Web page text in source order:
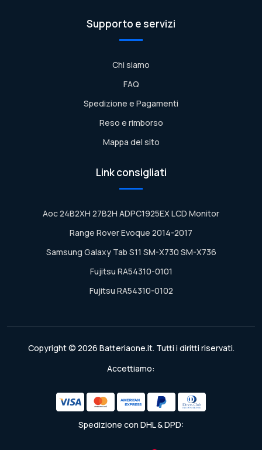
Supporto e servizi
Chi siamo
FAQ
Spedizione e Pagamenti
Reso e rimborso
Mappa del sito
Link consigliati
Aoc 24B2XH 27B2H ADPC1925EX LCD Monitor
Range Rover Evoque 2014-2017
Samsung Galaxy Tab S11 SM-X730 SM-X736
Fujitsu RA54310-0101
Fujitsu RA54310-0102
Copyright © 2026 Batteriaone.it. Tutti i diritti riservati.
Accettiamo:
Spedizione con DHL & DPD: